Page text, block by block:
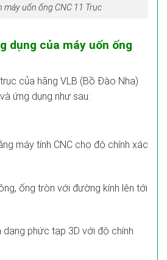
máy uốn ống CNC 11 Trục
dụng của máy uốn ống
của hãng VLB (Bồ Đào Nha)
ứng dụng như sau:
máy tính CNC cho độ chính xác
ống tròn với đường kính lên tới
phức tạp 3D với độ chính